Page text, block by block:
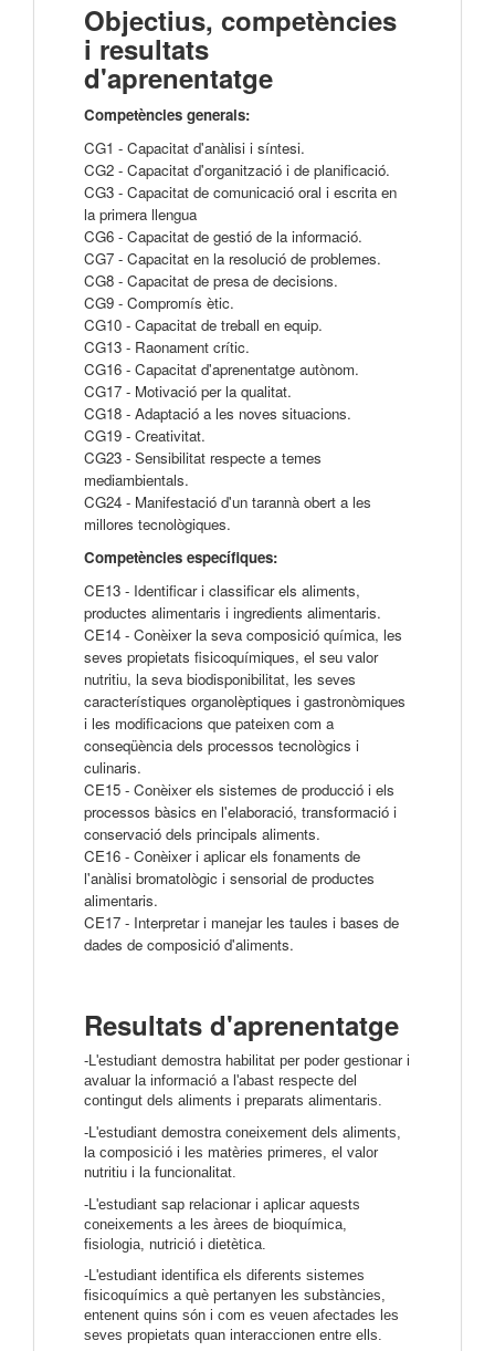
Objectius, competències
i resultats
d'aprenentatge
Competències generals:
CG1 - Capacitat d'anàlisi i síntesi.
CG2 - Capacitat d'organització i de planificació.
CG3 - Capacitat de comunicació oral i escrita en
la primera llengua
CG6 - Capacitat de gestió de la informació.
CG7 - Capacitat en la resolució de problemes.
CG8 - Capacitat de presa de decisions.
CG9 - Compromís ètic.
CG10 - Capacitat de treball en equip.
CG13 - Raonament crític.
CG16 - Capacitat d'aprenentatge autònom.
CG17 - Motivació per la qualitat.
CG18 - Adaptació a les noves situacions.
CG19 - Creativitat.
CG23 - Sensibilitat respecte a temes
mediambientals.
CG24 - Manifestació d'un tarannà obert a les
millores tecnològiques.
Competències específiques:
CE13 - Identificar i classificar els aliments,
productes alimentaris i ingredients alimentaris.
CE14 - Conèixer la seva composició química, les
seves propietats fisicoquímiques, el seu valor
nutritiu, la seva biodisponibilitat, les seves
característiques organolèptiques i gastronòmiques
i les modificacions que pateixen com a
conseqüència dels processos tecnològics i
culinaris.
CE15 - Conèixer els sistemes de producció i els
processos bàsics en l'elaboració, transformació i
conservació dels principals aliments.
CE16 - Conèixer i aplicar els fonaments de
l'anàlisi bromatològic i sensorial de productes
alimentaris.
CE17 - Interpretar i manejar les taules i bases de
dades de composició d'aliments.
Resultats d'aprenentatge
-L'estudiant demostra habilitat per poder gestionar i
avaluar la informació a l'abast respecte del
contingut dels aliments i preparats alimentaris.
-L'estudiant demostra coneixement dels aliments,
la composició i les matèries primeres, el valor
nutritiu i la funcionalitat.
-L'estudiant sap relacionar i aplicar aquests
coneixements a les àrees de bioquímica,
fisiologia, nutrició i dietètica.
-L'estudiant identifica els diferents sistemes
fisicoquímics a què pertanyen les substàncies,
entenent quins són i com es veuen afectades les
seves propietats quan interaccionen entre ells.